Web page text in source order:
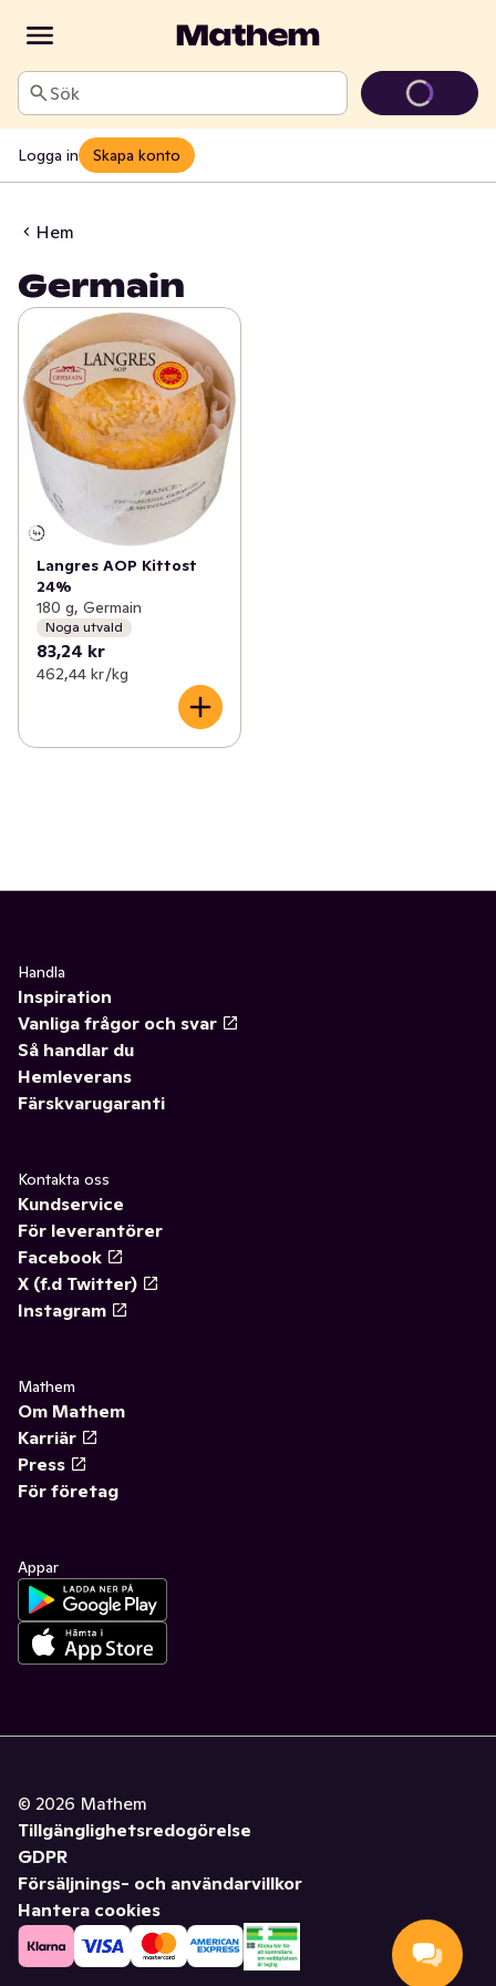
Sök
Logga in Skapa konto
Hem
Germain
Langres AOP Kittost
24%
180 g, Germain
Noga utvald
83,24 kr
462,44 kr /kg
Handla
Inspiration
Vanliga frågor och svar
Så handlar du
Hemleverans
Färskvarugaranti
Kontakta oss
Kundservice
För leverantörer
Facebook
X (f.d Twitter)
Instagram
Mathem
Om Mathem
Karriär
Press
För företag
Appar
© 2026 Mathem
Tillgänglighetsredogörelse
GDPR
Försäljnings- och användarvillkor
Hantera cookies